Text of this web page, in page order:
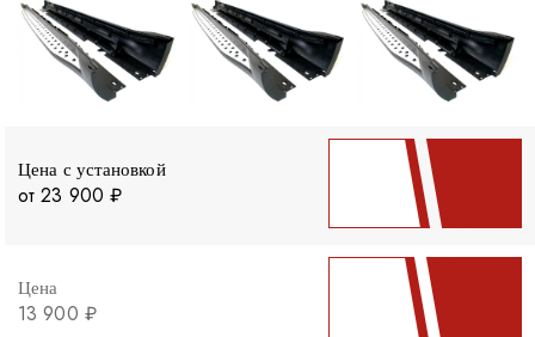
Цена с установкой
от 23 900 ₽
Цена
13 900 ₽